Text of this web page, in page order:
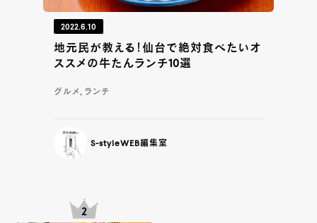
2022.6.10
地元民が教える！仙台で絶対食べたいオ
ススメの牛たんランチ10選
グルメ, ランチ
S-styleWEB編集室